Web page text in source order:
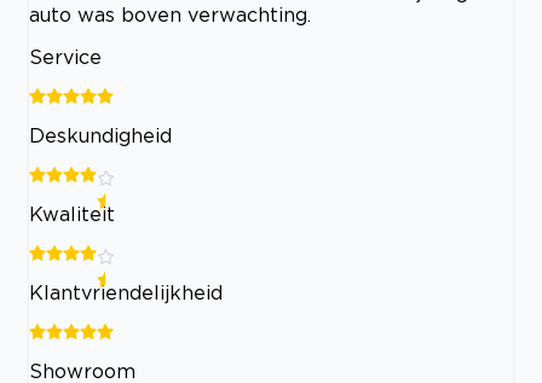
auto was boven verwachting.
Service
Deskundigheid
Kwaliteit
Klantvriendelijkheid
Showroom